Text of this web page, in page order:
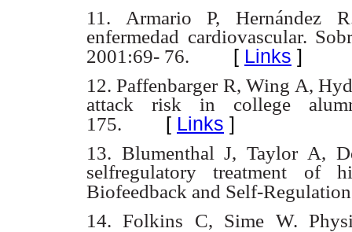
11. Armario P, Hernández
enfermedad cardiovascular.
2001:69- 76. [ Links ]
12. Paffenbarger R, Wing A,
attack risk in college
175. [ Links ]
13. Blumenthal J, Taylor A,
selfregulatory
treatment of
Biofeedback and Self-
14. Folkins C, Sime W.